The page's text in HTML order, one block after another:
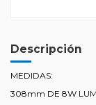
Descripción
MEDIDAS:
308mm DE 8W